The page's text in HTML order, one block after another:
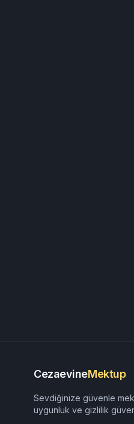
CezaevineMektup
Sevdiğinize güvenle
uygunluk ve gizlilik